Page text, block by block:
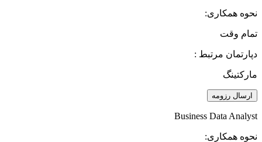
نحوه همکاری:
تمام وقت
دپارتمان مرتبط :
مارکتینگ
ارسال رزومه
Business Data Analyst
نحوه همکاری: